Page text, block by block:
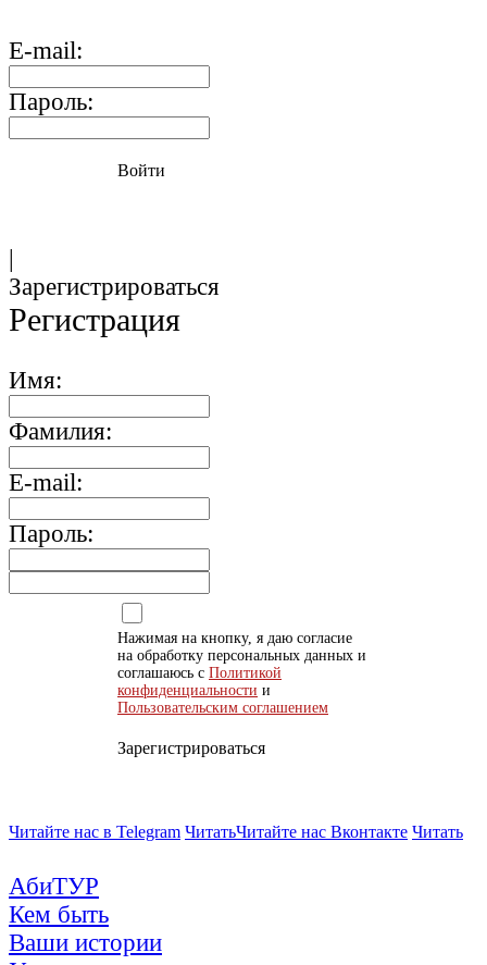
E-mail:
Пароль:
Войти
|
Зарегистрироваться
Регистрация
Имя:
Фамилия:
E-mail:
Пароль:
Нажимая на кнопку, я даю согласие
на обработку персональных данных и
соглашаюсь с Политикой
конфиденциальности и
Пользовательским соглашением
Зарегистрироваться
Читайте нас в Telegram ЧитатьЧитайте нас Вконтакте Читать
АбиТУР
Кем быть
Ваши истории